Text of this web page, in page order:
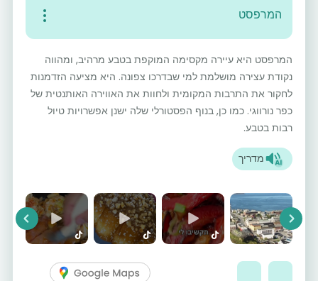
המרפסט
המרפסט היא עיירה מקסימה המוקפת בטבע מרהיב, ומהווה
נקודת עצירה מושלמת למי שבדרכו צפונה. היא מציעה הזדמנות
לחקור את התרבות המקומית ולחוות את האווירה האותנטית של
כפר נורווגי. כמו כן, בנוף הפסטורלי שלה ישנן אפשרויות טיול
רבות בטבע.
מדריך
Next